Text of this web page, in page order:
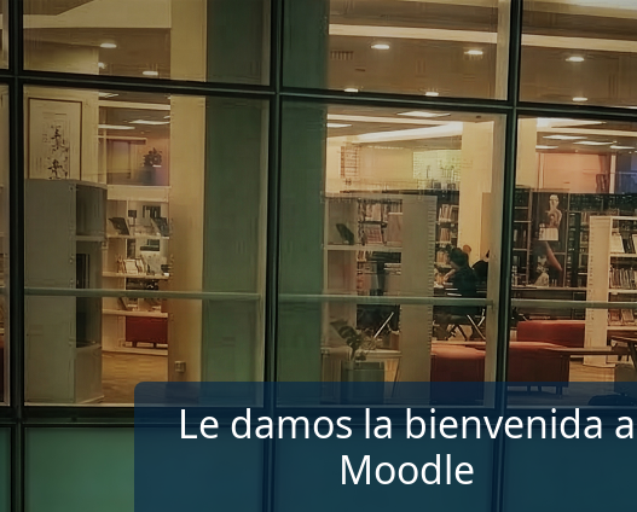
Saltar al contenido principal
Le damos la bienvenida a
Moodle